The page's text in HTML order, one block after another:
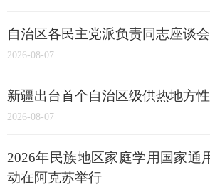
自治区各民主党派负责同志座谈
2026-08-07
新疆出台首个自治区级供热地方
2026-08-07
2026年民族地区家庭学用国家通
动在阿克苏举行